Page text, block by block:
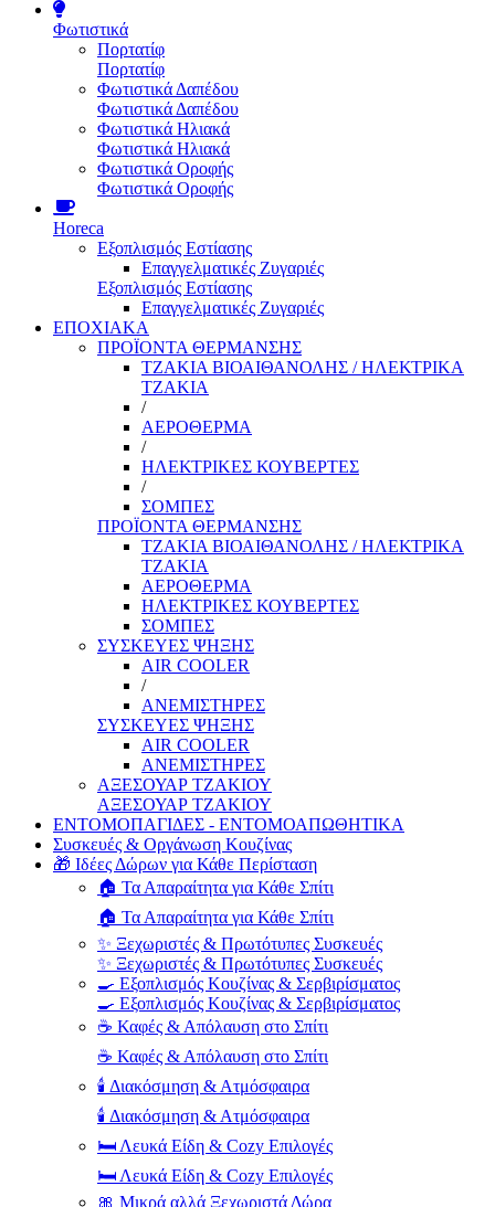
Φωτιστικά
Πορτατίφ
Πορτατίφ
Φωτιστικά Δαπέδου
Φωτιστικά Δαπέδου
Φωτιστικά Ηλιακά
Φωτιστικά Ηλιακά
Φωτιστικά Οροφής
Φωτιστικά Οροφής
Horeca
Εξοπλισμός Εστίασης
Επαγγελματικές Ζυγαριές
Εξοπλισμός Εστίασης
Επαγγελματικές Ζυγαριές
ΕΠΟΧΙΑΚΑ
ΠΡΟΪΟΝΤΑ ΘΕΡΜΑΝΣΗΣ
ΤΖΑΚΙΑ ΒΙΟΑΙΘΑΝΟΛΗΣ / ΗΛΕΚΤΡΙΚΑ
ΤΖΑΚΙΑ
/
ΑΕΡΟΘΕΡΜΑ
/
ΗΛΕΚΤΡΙΚΕΣ ΚΟΥΒΕΡΤΕΣ
/
ΣΟΜΠΕΣ
ΠΡΟΪΟΝΤΑ ΘΕΡΜΑΝΣΗΣ
ΤΖΑΚΙΑ ΒΙΟΑΙΘΑΝΟΛΗΣ / ΗΛΕΚΤΡΙΚΑ
ΤΖΑΚΙΑ
ΑΕΡΟΘΕΡΜΑ
ΗΛΕΚΤΡΙΚΕΣ ΚΟΥΒΕΡΤΕΣ
ΣΟΜΠΕΣ
ΣΥΣΚΕΥΕΣ ΨΗΞΗΣ
AIR COOLER
/
ΑΝΕΜΙΣΤΗΡΕΣ
ΣΥΣΚΕΥΕΣ ΨΗΞΗΣ
AIR COOLER
ΑΝΕΜΙΣΤΗΡΕΣ
ΑΞΕΣΟΥΑΡ ΤΖΑΚΙΟΥ
ΑΞΕΣΟΥΑΡ ΤΖΑΚΙΟΥ
ΕΝΤΟΜΟΠΑΓΙΔΕΣ - ΕΝΤΟΜΟΑΠΩΘΗΤΙΚΑ
Συσκευές & Οργάνωση Κουζίνας
🎁 Ιδέες Δώρων για Κάθε Περίσταση
🏠 Τα Απαραίτητα για Κάθε Σπίτι
🏠 Τα Απαραίτητα για Κάθε Σπίτι
✨ Ξεχωριστές & Πρωτότυπες Συσκευές
✨ Ξεχωριστές & Πρωτότυπες Συσκευές
🍳 Εξοπλισμός Κουζίνας & Σερβιρίσματος
🍳 Εξοπλισμός Κουζίνας & Σερβιρίσματος
☕ Καφές & Απόλαυση στο Σπίτι
☕ Καφές & Απόλαυση στο Σπίτι
🕯️ Διακόσμηση & Ατμόσφαιρα
🕯️ Διακόσμηση & Ατμόσφαιρα
🛏️ Λευκά Είδη & Cozy Επιλογές
🛏️ Λευκά Είδη & Cozy Επιλογές
🎀 Μικρά αλλά Ξεχωριστά Δώρα